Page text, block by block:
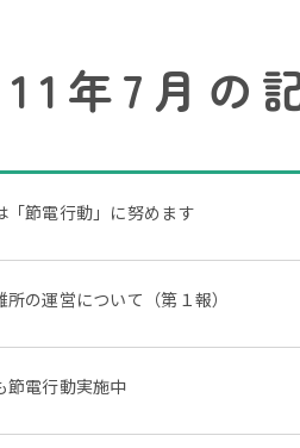
年7月の
「節電行動」に努めます
の運営について（第１報）
節電行動実施中